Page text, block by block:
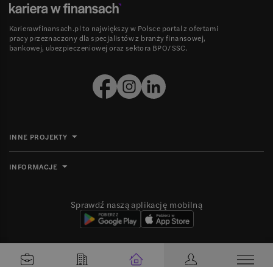
Karierawfinansach.pl to największy w Polsce portal z ofertami
pracy przeznaczony dla specjalistów z branży finansowej,
bankowej, ubezpieczeniowej oraz sektora BPO/SSC.
INNE PROJEKTY
INFORMACJE
Sprawdź naszą aplikację mobilną
Ⓒ 2008- 2026Grupa MBE sp. z o.o. Wszelkie prawa zastrzeżone.